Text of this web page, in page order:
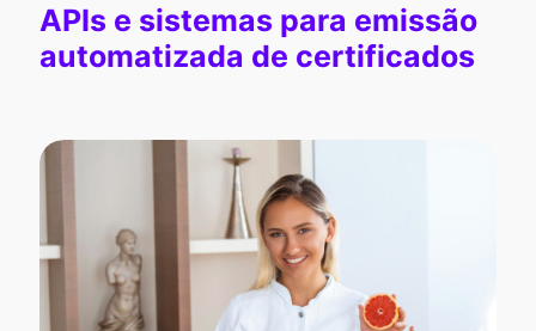
APIs e sistemas para emissão
automatizada de certificados